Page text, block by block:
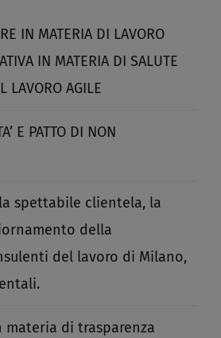
IN MATERIA DI LAVORO
IN MATERIA DI SALUTE
LAVORO AGILE​
E PATTO DI NON
spettabile clientela, la
della
del lavoro di Milano,
materia di trasparenza